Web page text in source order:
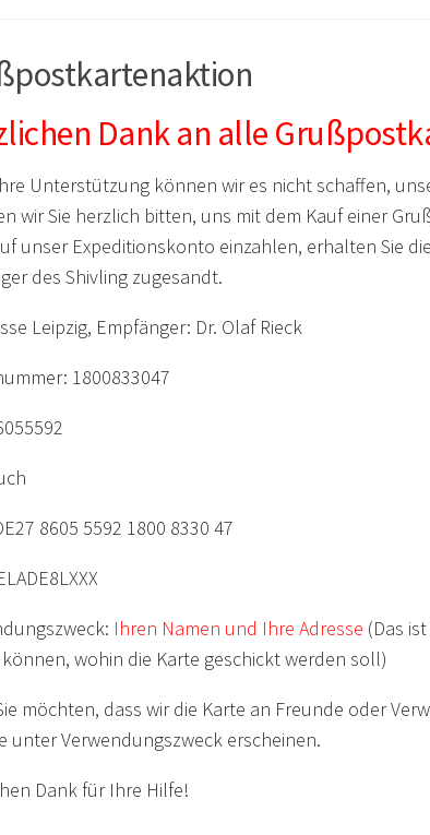
Dank an alle
Unterstützung können wir es nicht schaffen,
wir Sie herzlich bitten, uns mit dem Kauf einer
unser Expeditionskonto einzahlen, erhalten Sie
des Shivling zugesandt.
Leipzig, Empfänger: Dr. Olaf Rieck
1800833047
8605 5592 1800 8330 47
Ihren Namen und Ihre Adresse (Das
wohin die Karte geschickt werden soll)
möchten, dass wir die Karte an Freunde oder
unter Verwendungszweck erscheinen.
Dank für Ihre Hilfe!